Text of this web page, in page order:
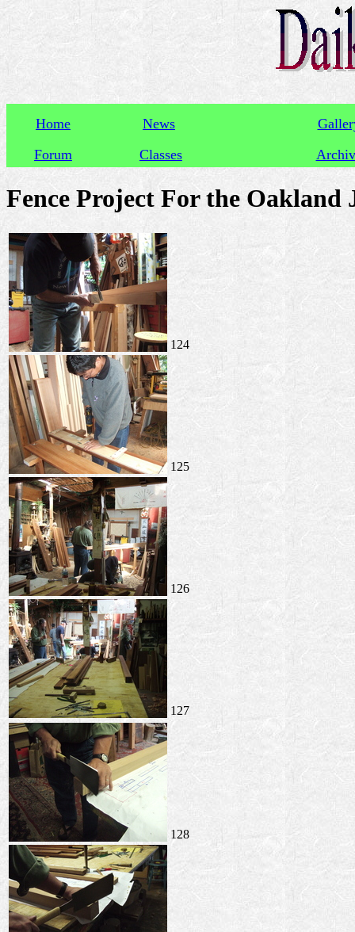
Home News
Forum
Classes
Fence Project For the Oakland
124
125
126
127
128